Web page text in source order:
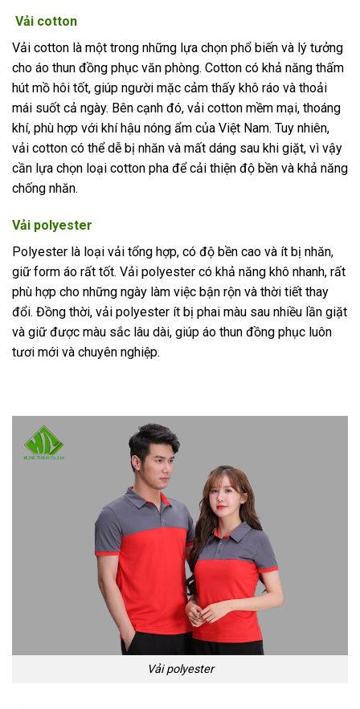
Vải cotton
Vải cotton là một trong những lựa chọn phổ biến và lý tưởng
cho áo thun đồng phục văn phòng. Cotton có khả năng thấm
hút mồ hôi tốt, giúp người mặc cảm thấy khô ráo và thoải
mái suốt cả ngày. Bên cạnh đó, vải cotton mềm mại, thoáng
khí, phù hợp với khí hậu nóng ẩm của Việt Nam. Tuy nhiên,
vải cotton có thể dễ bị nhăn và mất dáng sau khi giặt, vì vậy
cần lựa chọn loại cotton pha để cải thiện độ bền và khả năng
chống nhăn.
Vải polyester
Polyester là loại vải tổng hợp, có độ bền cao và ít bị nhăn,
giữ form áo rất tốt. Vải polyester có khả năng khô nhanh, rất
phù hợp cho những ngày làm việc bận rộn và thời tiết thay
đổi. Đồng thời, vải polyester ít bị phai màu sau nhiều lần giặt
và giữ được màu sắc lâu dài, giúp áo thun đồng phục luôn
tươi mới và chuyên nghiệp.
Vải polyester